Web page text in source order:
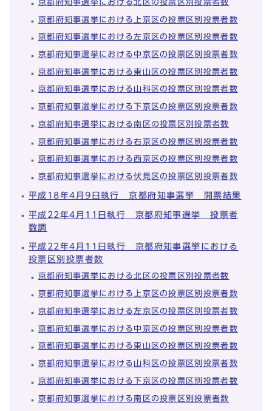
京都府知事選挙における北区の投票区別投票者数
京都府知事選挙における上京区の投票区別投票者数
京都府知事選挙における左京区の投票区別投票者数
京都府知事選挙における中京区の投票区別投票者数
京都府知事選挙における東山区の投票区別投票者数
京都府知事選挙における山科区の投票区別投票者数
京都府知事選挙における下京区の投票区別投票者数
京都府知事選挙における南区の投票区別投票者数
京都府知事選挙における右京区の投票区別投票者数
京都府知事選挙における西京区の投票区別投票者数
京都府知事選挙における伏見区の投票区別投票者数
平成18年4月9日執行 京都府知事選挙 開票結果
平成22年4月11日執行 京都府知事選挙 投票者
数調
平成22年4月11日執行 京都府知事選挙における
投票区別投票者数
京都府知事選挙における北区の投票区別投票者数
京都府知事選挙における上京区の投票区別投票者数
京都府知事選挙における左京区の投票区別投票者数
京都府知事選挙における中京区の投票区別投票者数
京都府知事選挙における東山区の投票区別投票者数
京都府知事選挙における山科区の投票区別投票者数
京都府知事選挙における下京区の投票区別投票者数
京都府知事選挙における南区の投票区別投票者数